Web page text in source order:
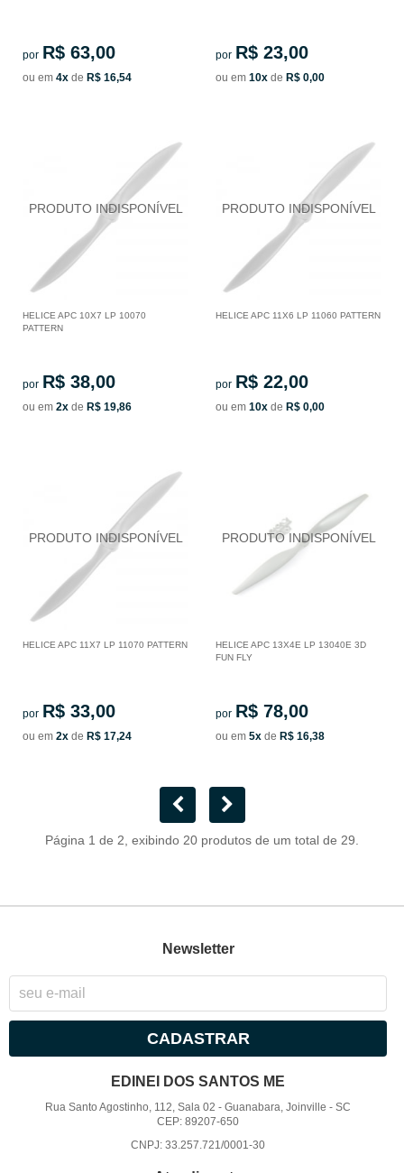
por R$ 63,00
ou em 4x de R$ 16,54
por R$ 23,00
ou em 10x de R$ 0,00
HELICE APC 10X7 LP 10070
PATTERN
por R$ 38,00
ou em 2x de R$ 19,86
HELICE APC 11X6 LP 11060 PATTERN
por R$ 22,00
ou em 10x de R$ 0,00
HELICE APC 11X7 LP 11070 PATTERN
por R$ 33,00
ou em 2x de R$ 17,24
HELICE APC 13X4E LP 13040E 3D
FUN FLY
por R$ 78,00
ou em 5x de R$ 16,38
Página 1 de 2, exibindo 20 produtos de um total de 29.
Newsletter
CADASTRAR
EDINEI DOS SANTOS ME
Rua Santo Agostinho, 112, Sala 02 -Guanabara, Joinville -SC
CEP: 89207-650
CNPJ: 33.257.721/0001-30